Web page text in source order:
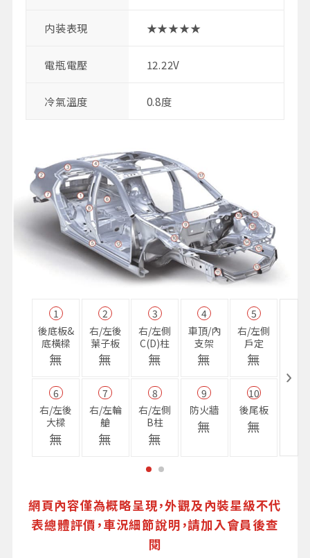
内装表現 ★★★★★
電瓶電壓 12.22V
冷氣溫度 0.8度
1
後底板&
底橫樑
無
2
右/左後
葉子板
無
3
右/左側
C(D)柱
無
4
車頂/內
支架
無
5
右/左側
戶定
無
6
右/左後
大樑
無
7
右/左輪
艙
無
8
右/左側
B柱
無
9
防火牆
無
10
後尾板
無
網頁內容僅為概略呈現，外觀及內裝星級不代
表總體評價，車況細節說明，請加入會員後查
閱